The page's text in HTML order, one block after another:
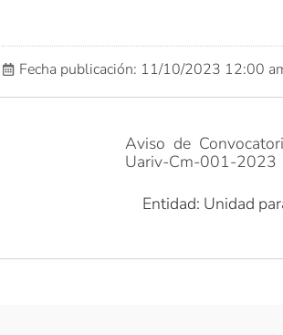
Fecha publicación: 11/10/2023 12:00
Aviso de
Uariv-Cm-001-2023
Entidad: Unidad